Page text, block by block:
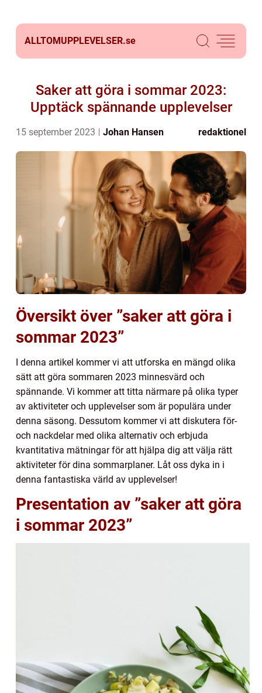
ALLTOMUPPLEVELSER.se
Saker att göra i sommar 2023:
Upptäck spännande upplevelser
15 september 2023 Johan Hansen redaktionel
Översikt över ”saker att göra i
sommar 2023”
I denna artikel kommer vi att utforska en mängd olika
sätt att göra sommaren 2023 minnesvärd och
spännande. Vi kommer att titta närmare på olika typer
av aktiviteter och upplevelser som är populära under
denna säsong. Dessutom kommer vi att diskutera för-
och nackdelar med olika alternativ och erbjuda
kvantitativa mätningar för att hjälpa dig att välja rätt
aktiviteter för dina sommarplaner. Låt oss dyka in i
denna fantastiska värld av upplevelser!
Presentation av ”saker att göra
i sommar 2023”